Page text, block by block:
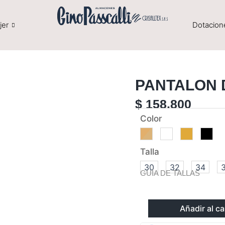
PANTALON
$ 158.800
Color
Talla
30
32 34
PANTALON
DRILL
MC
cantidad
Añadir al
GUÍA DE TALLAS